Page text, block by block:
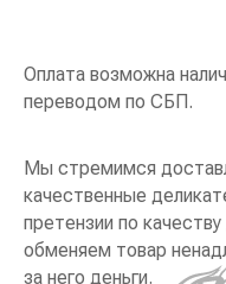
Оплата возможна
переводом по СБП.
Мы стремимся
качественные
претензии по
обменяем товар
за него деньги.